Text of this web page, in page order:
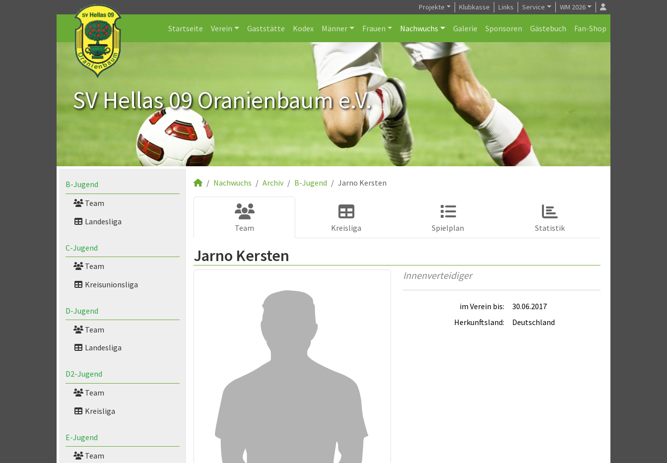
Projekte Klubkasse Links Service WM 2026
Startseite Verein Gaststätte Kodex Männer Frauen Nachwuchs Galerie Sponsoren Gästebuch Fan-Shop
SV Hellas 09 Oranienbaum e.V.
B-Jugend
Team
Landesliga
C-Jugend
Team
Kreisunionsliga
D-Jugend
Team
Landesliga
D2-Jugend
Team
Kreisliga
E-Jugend
Team
Nachwuchs Archiv B-Jugend Jarno Kersten
Team Kreisliga Spielplan Statistik
Jarno Kersten
Innenverteidiger
im Verein bis:
30.06.2017
Herkunftsland:
Deutschland